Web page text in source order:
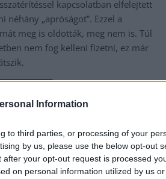
Information
to third parties, or processing of your
by us, please use the below opt-out
your opt-out request is processed
on personal information utilized by us
kapcsolatban elfelejtett
néhány „apróságot”. Ezzel a
meg is oldották, meg nem is. Túl
nem fog kelleni fizetni, ez már
vonat